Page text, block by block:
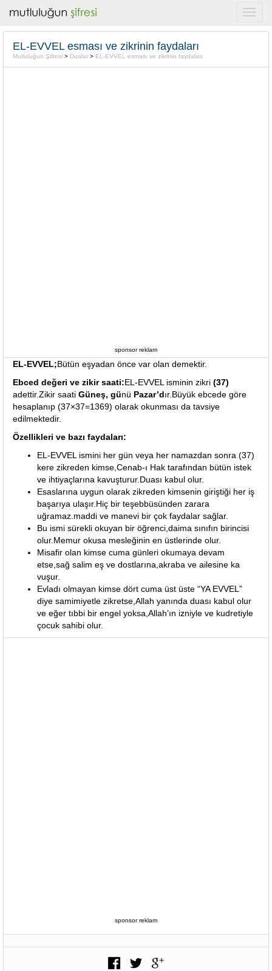
EL-EVVEL esması ve zikrinin faydaları
Mutluluğun Şifresi > Dualar > EL-EVVEL esması ve zikrinin faydaları
sponsor reklam
EL-EVVEL;Bütün eşyadan önce var olan demektir.
Ebced değeri ve zikir saati:EL-EVVEL isminin zikri (37)
adettir.Zikir saati Güneş, günü Pazar’dır.Büyük ebcede göre
hesaplanıp (37×37=1369) olarak okunması da tavsiye
edilmektedir.
Özellikleri ve bazı faydaları:
EL-EVVEL ismini her gün veya her namazdan sonra (37)
kere zikreden kimse,Cenab-ı Hak tarafından bütün istek
ve ihtiyaçlarına kavuşturur.Duası kabul olur.
Esaslarına uygun olarak zikreden kimsenin giriştiği her iş
başarıya ulaşır.Hiç bir teşebbüsünden zarara
uğramaz.maddi ve manevi bir çok faydalar sağlar.
Bu ismi sürekli okuyan bir öğrenci,daima sınıfın birincisi
olur.Memur okusa mesleğinin en üstlerinde olur.
Misafir olan kimse cuma günleri okumaya devam
etse,sağ salim eş ve dostlarına,akraba ve ailesine ka
vuşur.
Evladı olmayan kimse dört cuma üst üste “YA EVVEL”
diye samimiyetle zikretse,Allah yanında duası kabul olur
ve eğer tıbbi bir engel yoksa,Allah’ın izniyle ve kudretiyle
çocuk sahibi olur.
sponsor reklam